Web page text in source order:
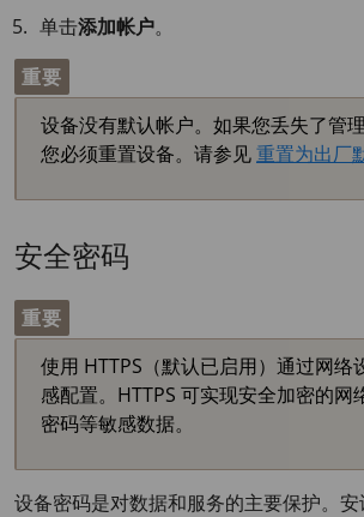
单击添加帐户。
重要
设备没有默认帐户。如果您丢失了管
您必须重置设备。请参见重置为出厂
安全密码
重要
使用 HTTPS（默认已启用）通过网络
感配置。HTTPS 可实现安全加密的网
密码等敏感数据。
设备密码是对数据和服务的主要保护。